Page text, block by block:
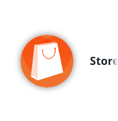
Store